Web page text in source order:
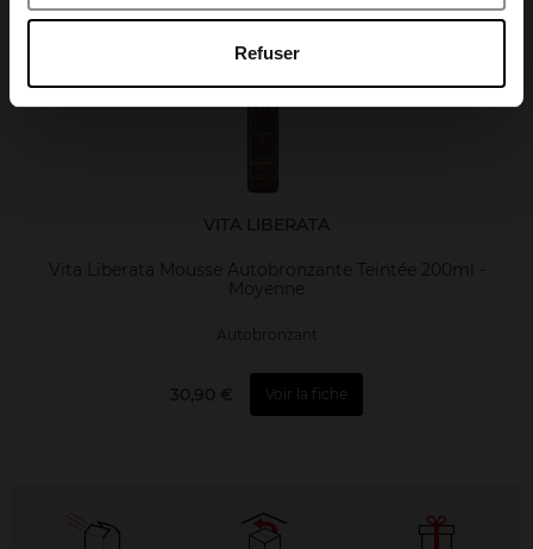
Refuser
VITA LIBERATA
Vita Liberata Mousse Autobronzante Teintée 200ml -
Moyenne
Autobronzant
30,90 € Voir la fiche